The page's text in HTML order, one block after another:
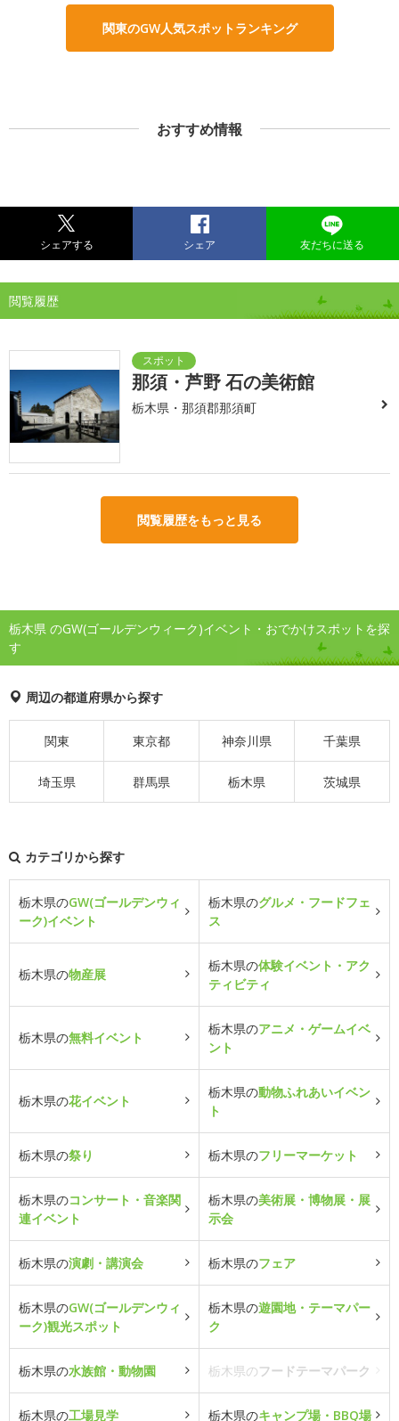
関東のGW人気スポットランキング
おすすめ情報
シェアする シェア 友だちに送る
閲覧履歴
那須・芦野 石の美術館
栃木県・那須郡那須町
閲覧履歴をもっと見る
栃木県 のGW(ゴールデンウィーク)イベント・おでかけスポットを探
す
周辺の都道府県から探す
関東 東京都 神奈川県 千葉県
埼玉県 群馬県 栃木県 茨城県
カテゴリから探す
栃木県のGW(ゴールデンウィ
ーク)イベント
栃木県のグルメ・フードフェ
ス
栃木県の物産展
栃木県の体験イベント・アク
ティビティ
栃木県の無料イベント
栃木県のアニメ・ゲームイベ
ント
栃木県の花イベント
栃木県の動物ふれあいイベン
ト
栃木県の祭り 栃木県のフリーマーケット
栃木県のコンサート・音楽関
連イベント
栃木県の美術展・博物展・展
示会
栃木県の演劇・講演会 栃木県のフェア
栃木県のGW(ゴールデンウィ
ーク)観光スポット
栃木県の遊園地・テーマパー
ク
栃木県の水族館・動物園 栃木県のフードテーマパーク
栃木県の工場見学 栃木県のキャンプ場・BBQ場